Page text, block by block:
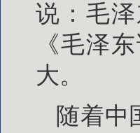
说：毛
《毛泽
大。
随着中